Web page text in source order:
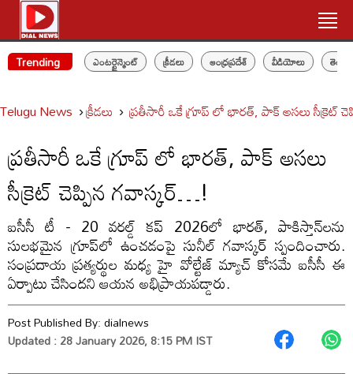
Trending ఎంటర్టైన్మెంట్ క్రీడలు ఆంధ్రప్రదేశ్ వీడియోలు
Telugu News క్రీడలు ప్రతీసారీ ఒకే గ్రూప్ లో భారత్, పాక్ అసలు సీక్రెట్
ప్రతీసారీ ఒకే గ్రూప్ లో భారత్, పాక్ అసలు
సీక్రెట్ చెప్పిన గవాస్కర్…!
ఐసీసీ టీ - 20 వరల్డ్‌ కప్‌ 2026లో భారత్, పాకిస్తాన్‌లను
సులభమైన గ్రూప్‌లో ఉంచడంపై సునీల్ గవాస్కర్ స్పందించారు.
సంప్రదాయ ప్రత్యర్థుల మధ్య హై వోల్టేజ్ మ్యాచ్ కోసమే ఐసీసీ ఈ
ఏర్పాటు చేసిందని ఆయన అభిప్రాయపడ్డారు.
Post Published By:dialnews
Updated : 28 January 2026, 8:15 PM IST